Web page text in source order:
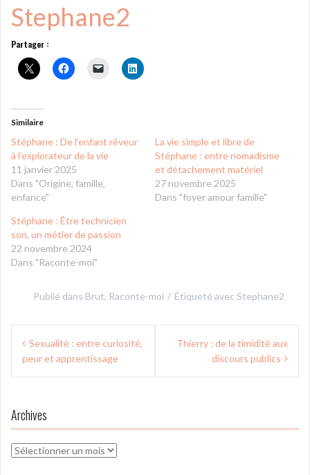
Stephane2
Partager :
Similaire
Stéphane : De l’enfant rêveur
à l’explorateur de la vie
11 janvier 2025
Dans "Origine, famille,
enfance"
La vie simple et libre de
Stéphane : entre nomadisme
et détachement matériel
27 novembre 2025
Dans "foyer amour famille"
Stéphane : Être technicien
son, un métier de passion
22 novembre 2024
Dans "Raconte-moi"
Publié dans Brut, Raconte-moi Étiqueté avec Stephane2
Navigation
deSexualité : entre curiosité,
peur et apprentissage
Thierry : de la timidité aux
discours publics
Archives
Archives